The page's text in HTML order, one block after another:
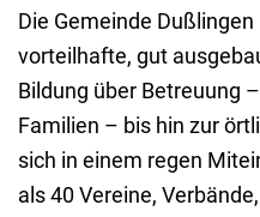
Die Gemeinde
vorteilhafte, gut
Bildung über Betreuung
Familien – bis hin zur
sich in einem regen
als 40 Vereine,